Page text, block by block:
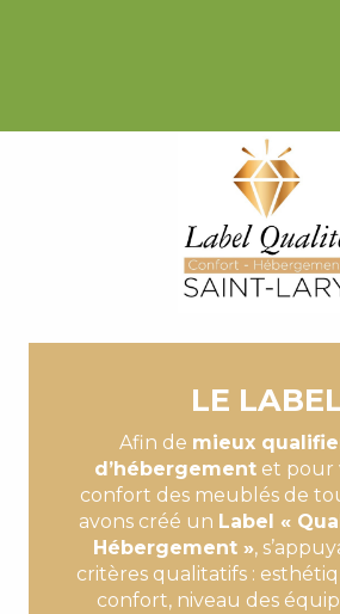
APPARTEMENT DANS
APPARTEMENT DANS
APPARTEMENT "ARNICA"
APPARTEMENT DANS
LA FERME PENE - 1ER ETAGE
APPARTEMENT DANS
CHALET "LOU PRAT"
LA GRANGE DU HAMEAU
CHALET MADAMÈTE - LES
LE
Afin de mieux
d’hébergementet pour
confort des meublés de
avons créé un Label «
Hébergement »,
critères qualitatifs :
confort, niveau des